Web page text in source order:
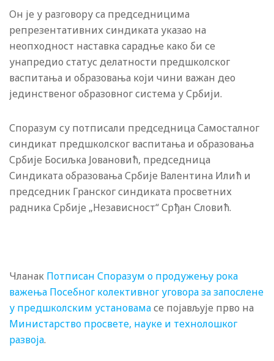
Он је у разговору са председницима
репрезентативних синдиката указао на
неопходност наставка сарадње како би се
унапредио статус делатности предшколског
васпитања и образовања који чини важан део
јединственог образовног система у Србији.
Споразум су потписали председница Самосталног
синдикат предшколског васпитања и образовања
Србије Босиљка Јовановић, председница
Синдиката образовања Србије Валентина Илић и
председник Гранског синдиката просветних
радника Србије „Независност“ Срђан Словић.
Чланак Потписан Споразум о продужењу рока
важења Посебног колективног уговора за запослене
у предшколским установамасе појављује прво на
Министарство просвете, науке и технолошког
развоја.